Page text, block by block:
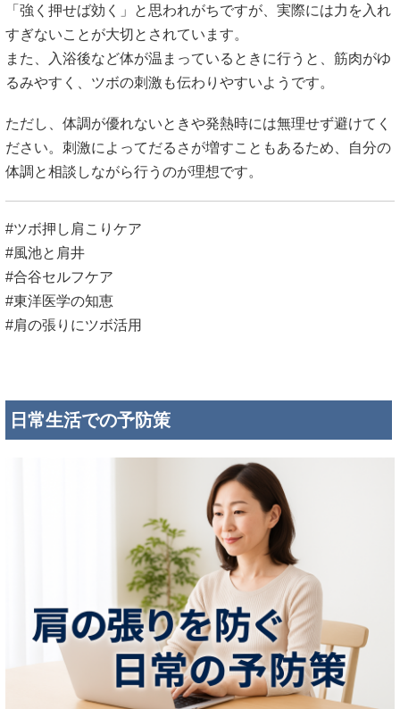
「強く押せば効く」と思われがちですが、実際には力を入れ
すぎないことが大切とされています。
また、入浴後など体が温まっているときに行うと、筋肉がゆ
るみやすく、ツボの刺激も伝わりやすいようです。
ただし、体調が優れないときや発熱時には無理せず避けてく
ださい。刺激によってだるさが増すこともあるため、自分の
体調と相談しながら行うのが理想です。
#ツボ押し肩こりケア
#風池と肩井
#合谷セルフケア
#東洋医学の知恵
#肩の張りにツボ活用
日常生活での予防策